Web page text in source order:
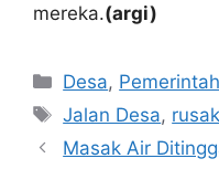
mereka.(argi)
Kategori
Desa,
Tag
Jalan Desa,
Masak Air